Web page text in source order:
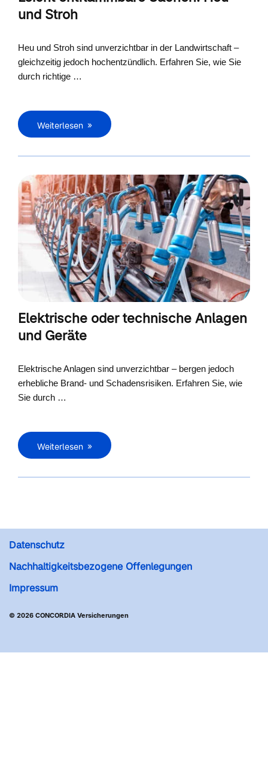
und Stroh
Heu und Stroh sind unverzichtbar in der Landwirtschaft –
gleichzeitig jedoch hochentzündlich. Erfahren Sie, wie Sie
durch richtige …
Weiterlesen
Elektrische oder technische Anlagen
und Geräte
Elektrische Anlagen sind unverzichtbar – bergen jedoch
erhebliche Brand- und Schadensrisiken. Erfahren Sie, wie
Sie durch …
Weiterlesen
Datenschutz
Nachhaltigkeitsbezogene Offenlegungen
Impressum
© 2026 CONCORDIA Versicherungen